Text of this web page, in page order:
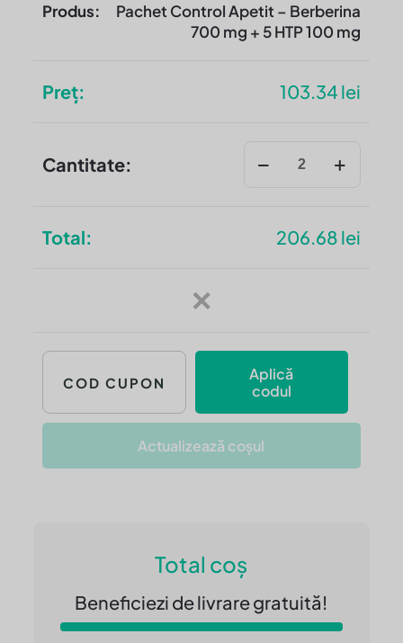
Pachet Control Apetit – Berberina
700 mg + 5 HTP 100 mg
103.34 lei
Cantitate
Apetit
+
5
HTP
100
mg
206.68 lei
✕
Aplică
codul
Actualizează coșul
Total coș
Beneficiezi de livrare gratuită!